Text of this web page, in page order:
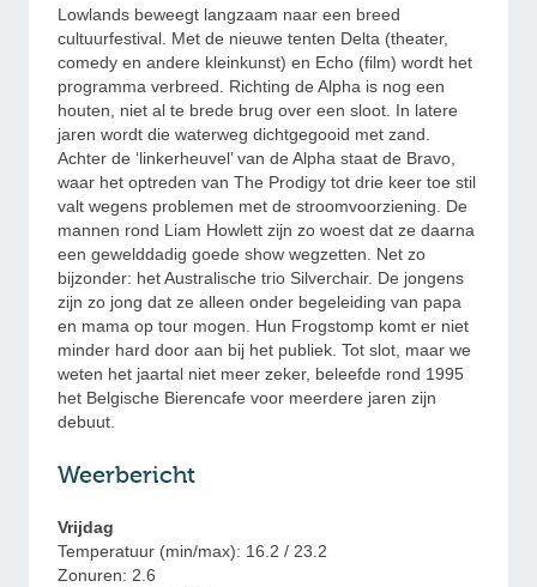
Lowlands beweegt langzaam naar een breed
cultuurfestival. Met de nieuwe tenten Delta (theater,
comedy en andere kleinkunst) en Echo (film) wordt het
programma verbreed. Richting de Alpha is nog een
houten, niet al te brede brug over een sloot. In latere
jaren wordt die waterweg dichtgegooid met zand.
Achter de ‘linkerheuvel’ van de Alpha staat de Bravo,
waar het optreden van The Prodigy tot drie keer toe stil
valt wegens problemen met de stroomvoorziening. De
mannen rond Liam Howlett zijn zo woest dat ze daarna
een gewelddadig goede show wegzetten. Net zo
bijzonder: het Australische trio Silverchair. De jongens
zijn zo jong dat ze alleen onder begeleiding van papa
en mama op tour mogen. Hun Frogstomp komt er niet
minder hard door aan bij het publiek. Tot slot, maar we
weten het jaartal niet meer zeker, beleefde rond 1995
het Belgische Bierencafe voor meerdere jaren zijn
debuut.
Weerbericht
Vrijdag
Temperatuur (min/max): 16.2 / 23.2
Zonuren: 2.6